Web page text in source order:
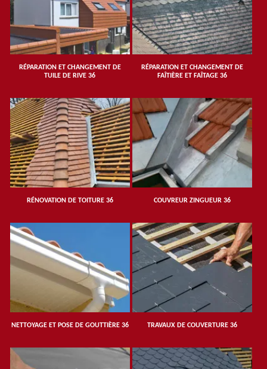
RÉPARATION ET CHANGEMENT DE
TUILE DE RIVE 36
RÉPARATION ET CHANGEMENT DE
FAÎTIÈRE ET FAÎTAGE 36
RÉNOVATION DE TOITURE 36 COUVREUR ZINGUEUR 36
NETTOYAGE ET POSE DE GOUTTIÈRE 36 TRAVAUX DE COUVERTURE 36